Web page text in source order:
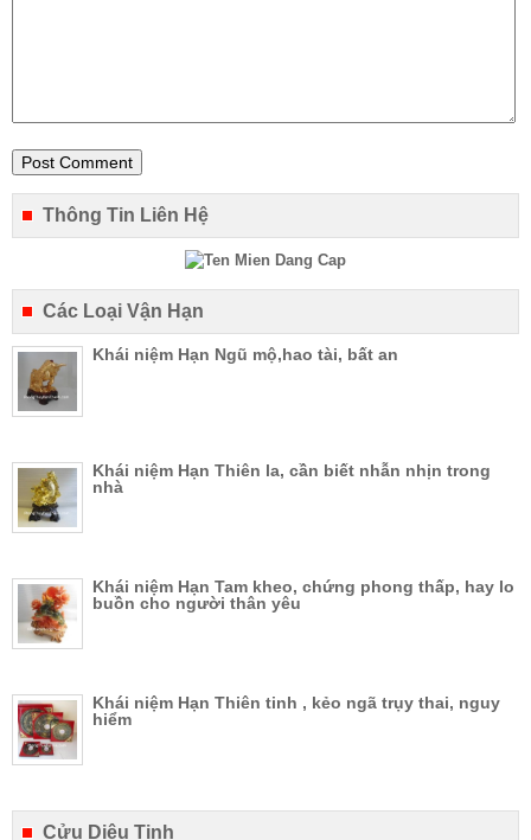
Thông Tin Liên Hệ
Các Loại Vận Hạn
Khái niệm Hạn Ngũ mộ,hao tài, bất an
Khái niệm Hạn Thiên la, cần biết nhẫn nhịn trong
nhà
Khái niệm Hạn Tam kheo, chứng phong thấp, hay lo
buồn cho người thân yêu
Khái niệm Hạn Thiên tinh , kẻo ngã trụy thai, nguy
hiểm
Cửu Diệu Tinh